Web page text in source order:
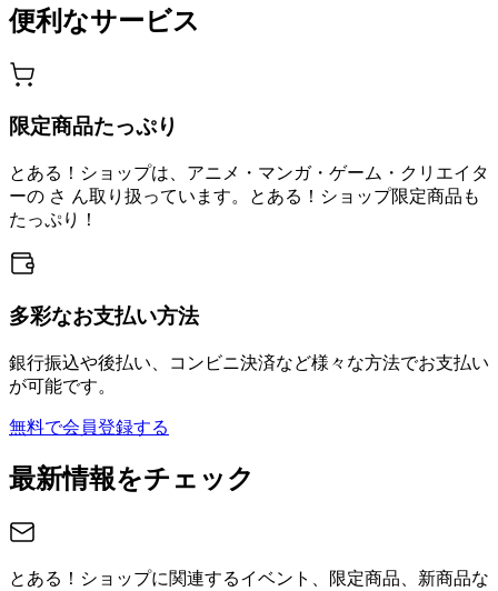
便利なサービス
限定商品たっぷり
とある！ショップは、アニメ・マンガ・ゲーム・クリエイタ
ーの さ ん取り扱っています。とある！ショップ限定商品も
たっぷり！
多彩なお支払い方法
銀行振込や後払い、コンビニ決済など様々な方法でお支払い
が可能です。
無料で会員登録する
最新情報をチェック
とある！ショップに関連するイベント、限定商品、新商品な